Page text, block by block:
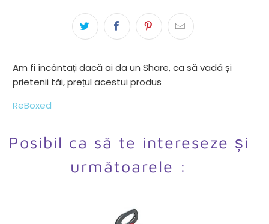
Am fi încântați dacă ai da un Share, ca să vadă și
prietenii tăi, prețul acestui produs
ReBoxed
Posibil ca să te intereseze și
următoarele :